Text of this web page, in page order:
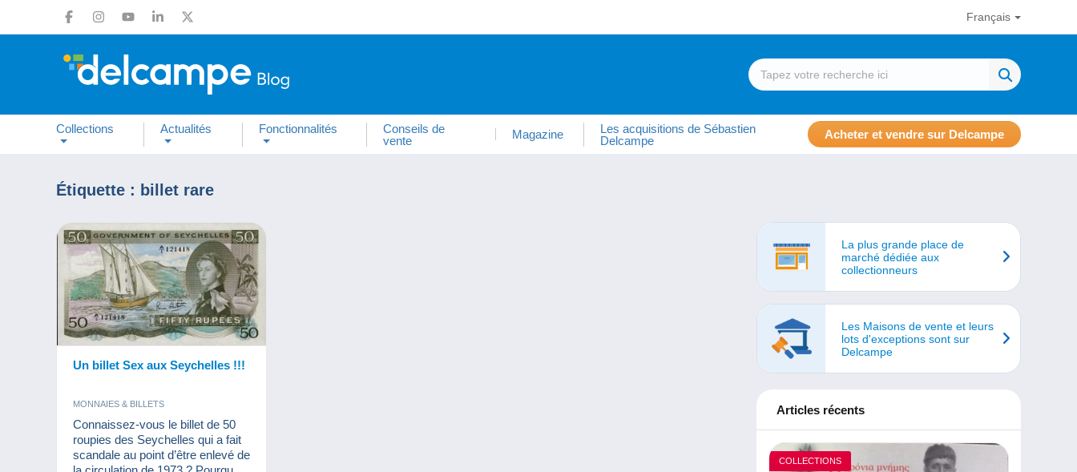
Français
Collections Actualités Fonctionnalités
Conseils de
vente
Magazine
Les acquisitions de Sébastien
Delcampe
Acheter et vendre sur Delcampe
Étiquette : billet rare
Un billet Sex aux Seychelles !!!
MONNAIES & BILLETS
Connaissez-vous le billet de 50
roupies des Seychelles qui a fait
scandale au point d’être enlevé de
La plus grande place de
marché dédiée aux
collectionneurs
Les Maisons de vente et leurs
lots d'exceptions sont sur
Delcampe
Articles récents
COLLECTIONS